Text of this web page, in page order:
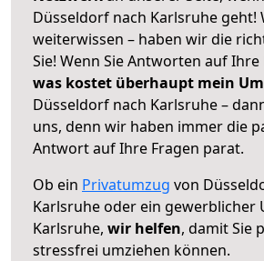
Düsseldorf nach Karlsruhe geht!
weiterwissen – haben wir die
Sie! Wenn Sie Antworten auf
was kostet überhaupt mein
Düsseldorf nach Karlsruhe –
uns, denn wir haben immer die
Antwort auf Ihre Fragen parat.
Ob ein Privatumzug von
Karlsruhe oder ein gewerblicher
Karlsruhe, wir helfen, damit Sie
stressfrei umziehen können.